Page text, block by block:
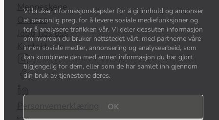
Vi bruker informasjonskapsler for å gi innhold og annonser
et personlig preg, for å levere sosiale mediefunksjoner og
for å analysere trafikken vår. Vi deler dessuten informasjon
om hvordan du bruker nettstedet vårt, med partnerne våre
innen sosiale medier, annonsering og analysearbeid, som
kan kombinere den med annen informasjon du har gjort
tilgjengelig for dem, eller som de har samlet inn gjennom
din bruk av tjenestene deres.
OK
Menneskene
Om oss
Jobb hos oss
Kontakt oss